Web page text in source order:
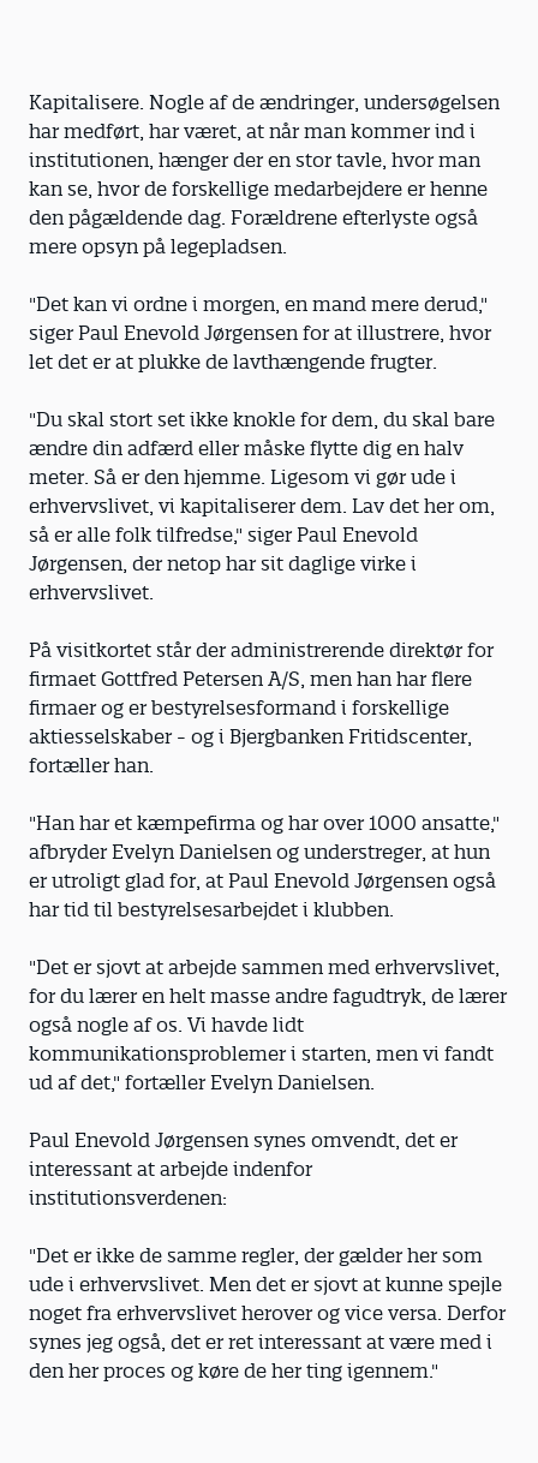
Kapitalisere. Nogle af de ændringer, undersøgelsen
har medført, har været, at når man kommer ind i
institutionen, hænger der en stor tavle, hvor man
kan se, hvor de forskellige medarbejdere er henne
den pågældende dag. Forældrene efterlyste også
mere opsyn på legepladsen.
"Det kan vi ordne i morgen, en mand mere derud,"
siger Paul Enevold Jørgensen for at illustrere, hvor
let det er at plukke de lavthængende frugter.
"Du skal stort set ikke knokle for dem, du skal bare
ændre din adfærd eller måske flytte dig en halv
meter. Så er den hjemme. Ligesom vi gør ude i
erhvervslivet, vi kapitaliserer dem. Lav det her om,
så er alle folk tilfredse," siger Paul Enevold
Jørgensen, der netop har sit daglige virke i
erhvervslivet.
På visitkortet står der administrerende direktør for
firmaet Gottfred Petersen A/S, men han har flere
firmaer og er bestyrelsesformand i forskellige
aktiesselskaber - og i Bjergbanken Fritidscenter,
fortæller han.
"Han har et kæmpefirma og har over 1000 ansatte,"
afbryder Evelyn Danielsen og understreger, at hun
er utroligt glad for, at Paul Enevold Jørgensen også
har tid til bestyrelsesarbejdet i klubben.
"Det er sjovt at arbejde sammen med erhvervslivet,
for du lærer en helt masse andre fagudtryk, de lærer
også nogle af os. Vi havde lidt
kommunikationsproblemer i starten, men vi fandt
ud af det," fortæller Evelyn Danielsen.
Paul Enevold Jørgensen synes omvendt, det er
interessant at arbejde indenfor
institutionsverdenen:
"Det er ikke de samme regler, der gælder her som
ude i erhvervslivet. Men det er sjovt at kunne spejle
noget fra erhvervslivet herover og vice versa. Derfor
synes jeg også, det er ret interessant at være med i
den her proces og køre de her ting igennem."